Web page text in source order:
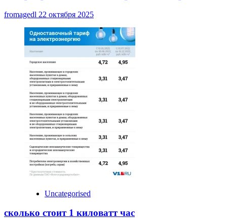
fromagedl 22 октября 2025
Uncategorised
сколько стоит 1 киловатт час